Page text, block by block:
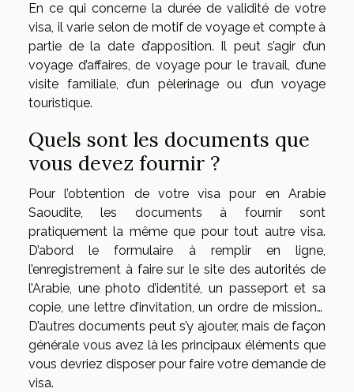
En ce qui concerne la durée de validité de votre
visa, il varie selon de motif de voyage et compte à
partie de la date d’apposition. Il peut s’agir d’un
voyage d’affaires, de voyage pour le travail, d’une
visite familiale, d’un pèlerinage ou d’un voyage
touristique.
Quels sont les documents que
vous devez fournir ?
Pour l’obtention de votre visa pour en Arabie
Saoudite, les documents à fournir sont
pratiquement la même que pour tout autre visa.
D’abord le formulaire à remplir en ligne,
l’enregistrement à faire sur le site des autorités de
l’Arabie, une photo d’identité, un passeport et sa
copie, une lettre d’invitation, un ordre de mission…
D’autres documents peut s’y ajouter, mais de façon
générale vous avez là les principaux éléments que
vous devriez disposer pour faire votre demande de
visa.